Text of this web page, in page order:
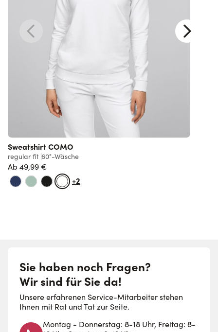
Sweatshirt COMO
regular fit 60°-Wäsche
Ab 49,99 €
+2
Sie haben noch Fragen?
Wir sind für Sie da!
Unsere erfahrenen Service-Mitarbeiter stehen
Ihnen mit Rat und Tat zur Seite.
Montag - Donnerstag: 8-18 Uhr, Freitag: 8-